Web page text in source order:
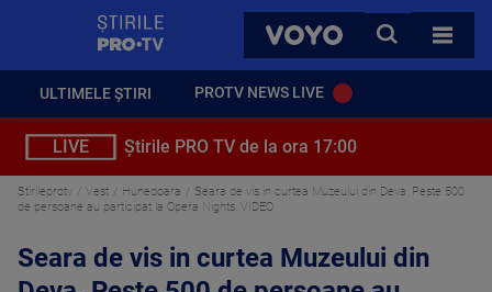
VOYO
CAUTA
TOATE
ULTIMELE ȘTIRI PROTV NEWS LIVE
LIVE Știrile PRO TV de la ora 17:00
Stirileprotv Vest Hunedoara
Seara de vis in curtea Muzeului din Deva. Peste 500
de persoane au participat la Opera Nights. VIDEO
Seara de vis in curtea Muzeului din